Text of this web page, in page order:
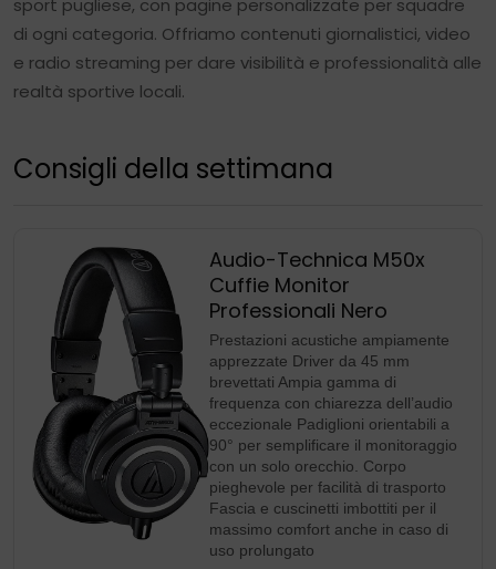
sport pugliese, con pagine personalizzate per squadre
di ogni categoria. Offriamo contenuti giornalistici, video
e radio streaming per dare visibilità e professionalità alle
realtà sportive locali.
Consigli della settimana
Audio-Technica M50x
Cuffie Monitor
Professionali Nero
Prestazioni acustiche ampiamente
apprezzate Driver da 45 mm
brevettati Ampia gamma di
frequenza con chiarezza dell’audio
eccezionale Padiglioni orientabili a
90° per semplificare il monitoraggio
con un solo orecchio. Corpo
pieghevole per facilità di trasporto
Fascia e cuscinetti imbottiti per il
massimo comfort anche in caso di
uso prolungato